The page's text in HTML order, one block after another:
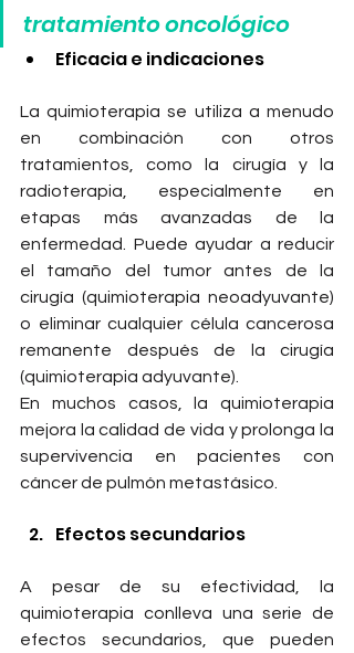
tratamiento oncológico
Eficacia e indicaciones
La quimioterapia se utiliza a menudo
en combinación con otros
tratamientos, como la cirugía y la
radioterapia, especialmente en
etapas más avanzadas de la
enfermedad. Puede ayudar a reducir
el tamaño del tumor antes de la
cirugía (quimioterapia neoadyuvante)
o eliminar cualquier célula cancerosa
remanente después de la cirugía
(quimioterapia adyuvante).
En muchos casos, la quimioterapia
mejora la calidad de vida y prolonga la
supervivencia en pacientes con
cáncer de pulmón metastásico.
Efectos secundarios
A pesar de su efectividad, la
quimioterapia conlleva una serie de
efectos secundarios, que pueden